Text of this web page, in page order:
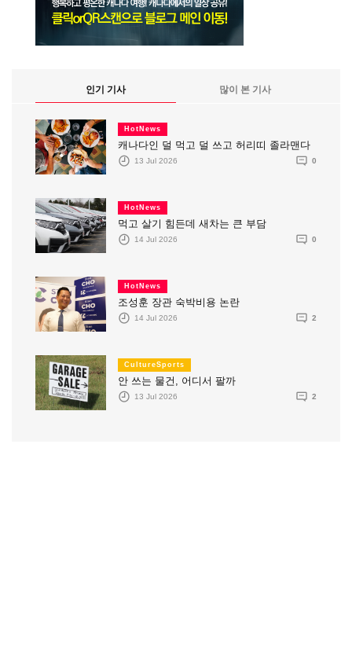
인기 기사 많이 본 기사
HotNews
캐나다인 덜 먹고 덜 쓰고 허리띠 졸라맨다
13 Jul 2026 0
HotNews
먹고 살기 힘든데 새차는 큰 부담
14 Jul 2026 0
HotNews
조성훈 장관 숙박비용 논란
14 Jul 2026 2
CultureSports
안 쓰는 물건, 어디서 팔까
13 Jul 2026 2